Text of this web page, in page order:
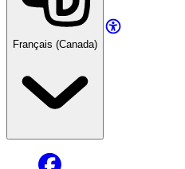
Français (Canada)
Facebook